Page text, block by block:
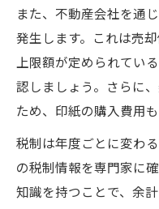
また、不動産会社を通
発生します。これは売
上限額が定められてい
認しましょう。さらに
ため、印紙の購入費用
税制は年度ごとに変わ
の税制情報を専門家に
知識を持つことで、余